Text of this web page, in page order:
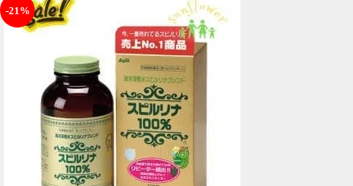
-21%